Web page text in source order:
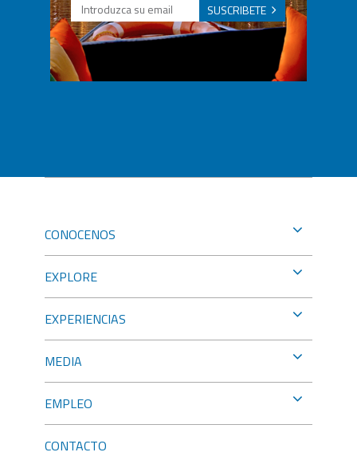
SUSCRIBETE
CONOCENOS
EXPLORE
EXPERIENCIAS
MEDIA
EMPLEO
CONTACTO